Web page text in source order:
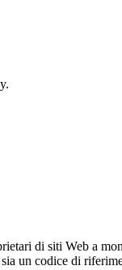
di siti Web a
un codice di